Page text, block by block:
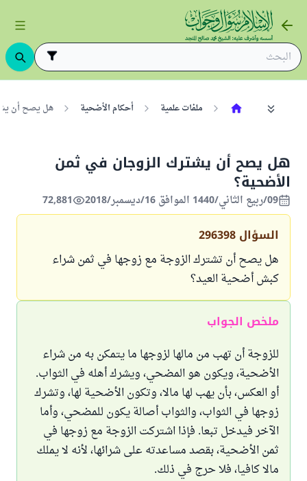
ملفات علمية أحكام الأضحية هل يصح أن
هل يصح أن يشترك الزوجان في ثمن
الأضحية؟
09/ربيع الثاني/1440 الموافق 16/ديسمبر/2018 72,881
السؤال 296398
هل يصح أن تشترك الزوجة مع زوجها في ثمن شراء
كبش أضحية العيد؟
ملخص الجواب
للزوجة أن تهب من مالها لزوجها ما يتمكن به من شراء
الأضحية، ويكون هو المضحي، ويشرك أهله في الثواب.
أو العكس، بأن يهب لها مالا، وتكون الأضحية لها، وتشرك
زوجها في الثواب، والثواب أصالة يكون للمضحي، وأما
الآخر فيدخل تبعا. فإذا اشتركت الزوجة مع زوجها في
ثمن الأضحية، بقصد مساعدته على شرائها، لأنه لا يملك
مالا كافيا، فلا حرج في ذلك.